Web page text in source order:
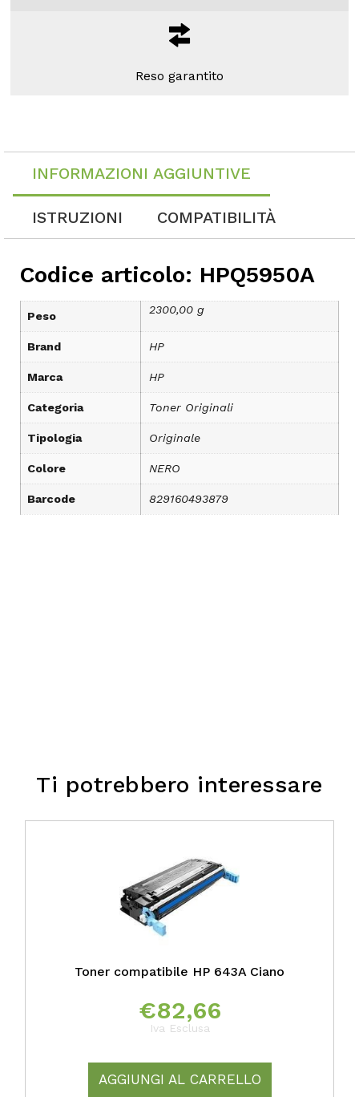
Reso garantito
INFORMAZIONI AGGIUNTIVE
ISTRUZIONI COMPATIBILITÀ
Codice articolo: HPQ5950A
Peso 2300,00 g
Brand HP
Marca HP
Categoria Toner Originali
Tipologia Originale
Colore NERO
Barcode 829160493879
Ti potrebbero interessare
Toner compatibile HP 643A Ciano
€82,66
Iva Esclusa
AGGIUNGI AL CARRELLO